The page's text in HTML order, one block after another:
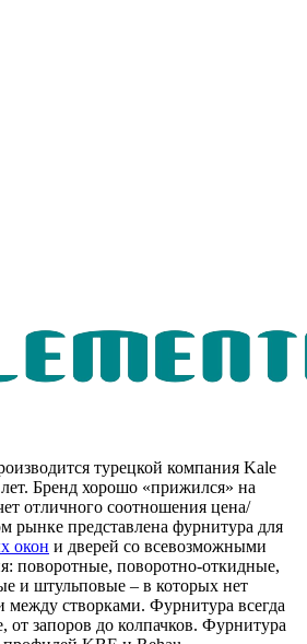
турецкой компания Kale
Бренд хорошо «прижился» на
отличного соотношения цена/
рынке представлена фурнитура для
окон и дверей со всевозможными
поворотные, поворотно-откидные,
и штульповые – в которых нет
между створками. Фурнитура всегда
от запоров до колпачков. Фурнитура